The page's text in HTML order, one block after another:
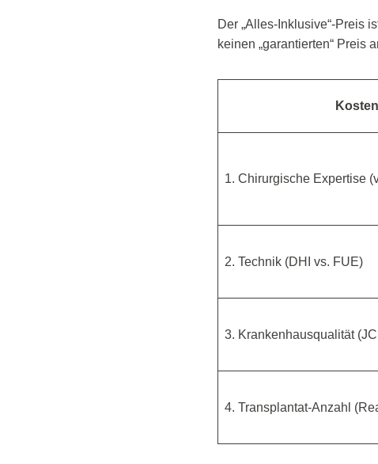
Der „Alles-Inklusive“-Preis
keinen „garantierten“ Preis
1. Chirurgische Expertise
2. Technik (DHI vs. FUE)
3. Krankenhausqualität
4. Transplantat-Anzahl